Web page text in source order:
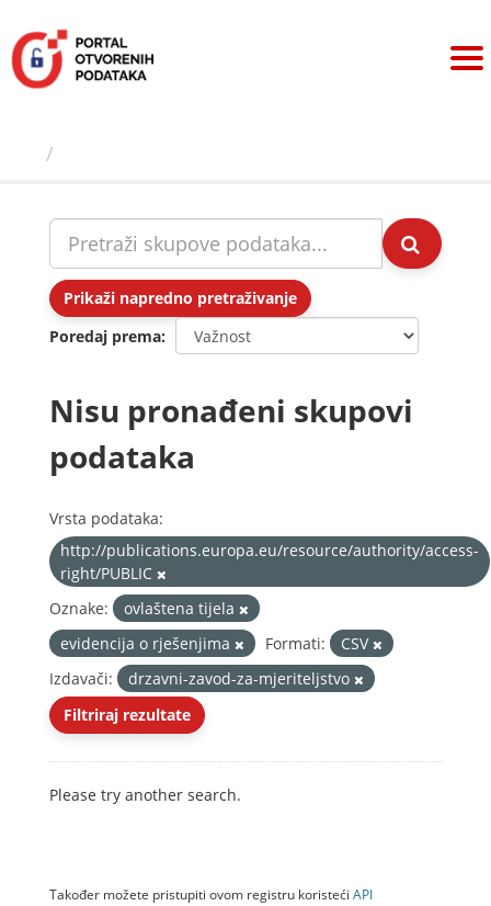
sadržaj
Prikaži napredno pretraživanje
Poredaj prema
Nisu pronađeni skupovi
podataka
Vrsta podataka:
http://publications.europa.eu/resource/authority/access-
right/PUBLIC
Oznake:
ovlaštena tijela
evidencija o rješenjima
Formati:
CSV
Izdavači:
drzavni-zavod-za-mjeriteljstvo
Filtriraj rezultate
Please try another search.
Također možete pristupiti ovom registru koristeći API